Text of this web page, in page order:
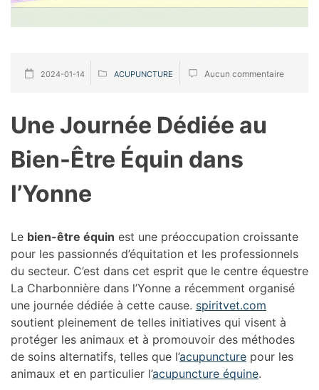
2024-01-14 ACUPUNCTURE Aucun commentaire
Une Journée Dédiée au
Bien-Être Équin dans
l’Yonne
Le bien-être équin est une préoccupation croissante
pour les passionnés d’équitation et les professionnels
du secteur. C’est dans cet esprit que le centre équestre
La Charbonnière dans l’Yonne a récemment organisé
une journée dédiée à cette cause. spiritvet.com
soutient pleinement de telles initiatives qui visent à
protéger les animaux et à promouvoir des méthodes
de soins alternatifs, telles que l’acupuncture pour les
animaux et en particulier l’acupuncture équine.